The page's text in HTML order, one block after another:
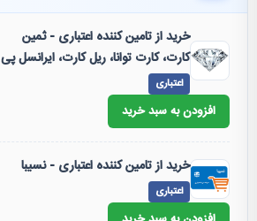
خرید از تامین کننده اعتباری - ثمین
کارت، کارت توانا، ریل کارت، ایرانسل پی
اعتباری
افزودن به سبد خرید
خرید از تامین کننده اعتباری - نسیبا
اعتباری